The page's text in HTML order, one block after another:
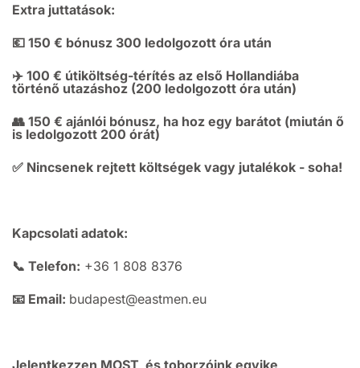
Extra juttatások:
💶 150 € bónusz 300 ledolgozott óra után
✈️ 100 € útiköltség-térítés az első Hollandiába
történő utazáshoz (200 ledolgozott óra után)
👥 150 € ajánlói bónusz, ha hoz egy barátot (miután ő
is ledolgozott 200 órát)
✅ Nincsenek rejtett költségek vagy jutalékok - soha!
Kapcsolati adatok:
📞 Telefon: +36 1 808 8376
📧 Email: budapest@eastmen.eu
Jelentkezzen MOST, és toborzóink egyike